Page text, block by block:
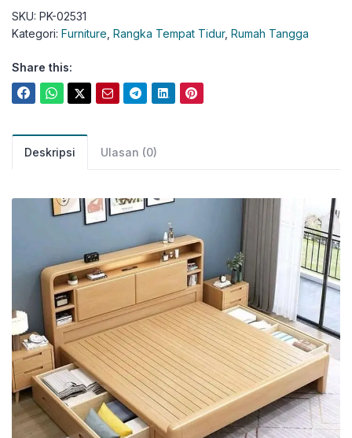
SKU: PK-02531
Kategori: Furniture Rangka Tempat Tidur, Rumah Tangga
Share this:
Deskripsi Ulasan (0)